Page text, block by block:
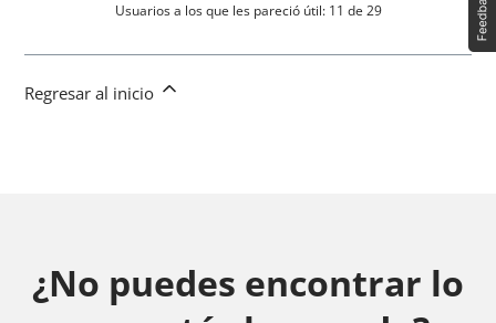
Usuarios a los que les pareció útil: 11 de 29
Regresar al inicio
¿No puedes encontrar lo